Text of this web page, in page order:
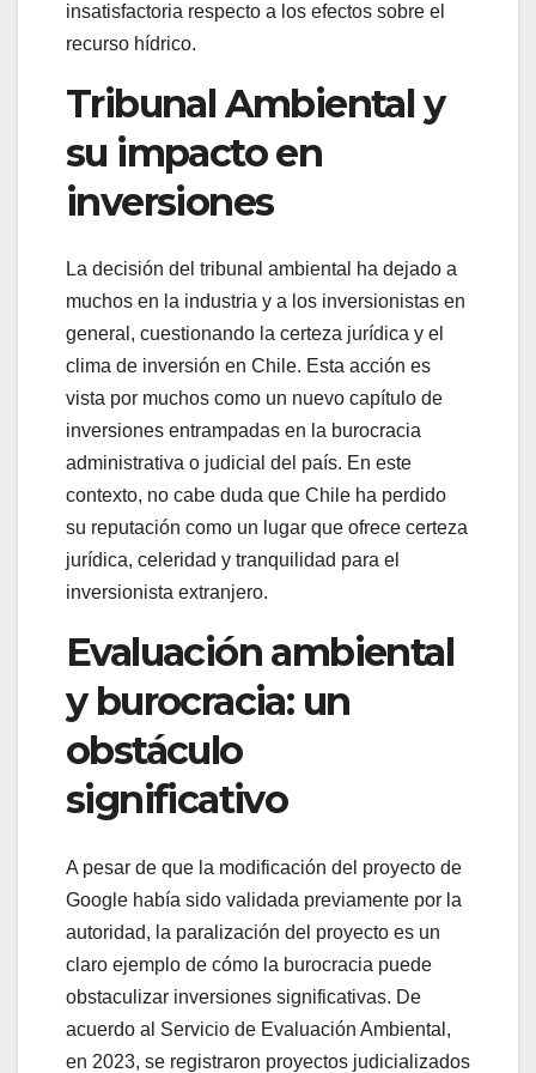
insatisfactoria respecto a los efectos sobre el
recurso hídrico.
Tribunal Ambiental y
su impacto en
inversiones
La decisión del tribunal ambiental ha dejado a
muchos en la industria y a los inversionistas en
general, cuestionando la certeza jurídica y el
clima de inversión en Chile. Esta acción es
vista por muchos como un nuevo capítulo de
inversiones entrampadas en la burocracia
administrativa o judicial del país. En este
contexto, no cabe duda que Chile ha perdido
su reputación como un lugar que ofrece certeza
jurídica, celeridad y tranquilidad para el
inversionista extranjero.
Evaluación ambiental
y burocracia: un
obstáculo
significativo
A pesar de que la modificación del proyecto de
Google había sido validada previamente por la
autoridad, la paralización del proyecto es un
claro ejemplo de cómo la burocracia puede
obstaculizar inversiones significativas. De
acuerdo al Servicio de Evaluación Ambiental,
en 2023, se registraron proyectos judicializados